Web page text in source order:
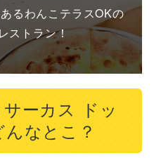
るわんこテラスOKの
ストラン！
ーカス ドッ
なとこ？